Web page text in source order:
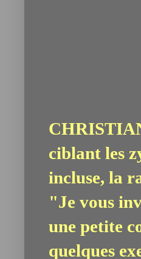
ciblant les
incluse, la
"Je vous
une petite
quelques